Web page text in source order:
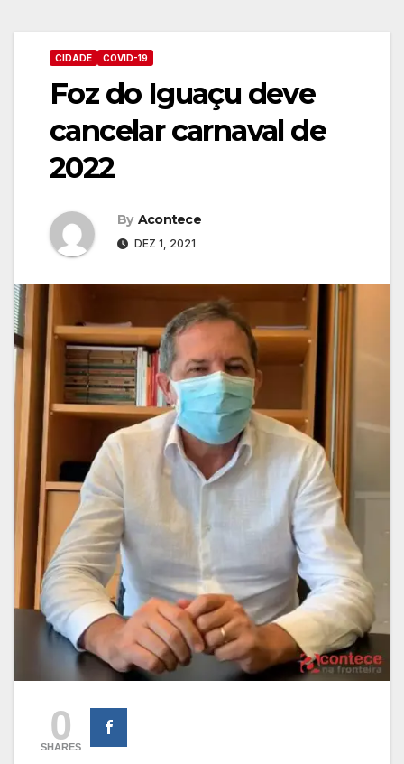
CIDADE COVID-19
Foz do Iguaçu deve
cancelar carnaval de
2022
By Acontece
DEZ 1, 2021
0
SHARES